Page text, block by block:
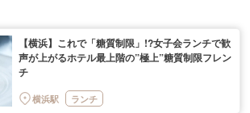
【横浜】これで「糖質制限」!?女子会ランチで歓
声が上がるホテル最上階の”極上”糖質制限フレン
チ
横浜駅 ランチ